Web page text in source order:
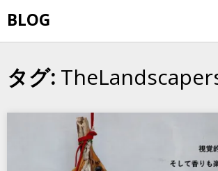
to
content
BLOG
タグ: